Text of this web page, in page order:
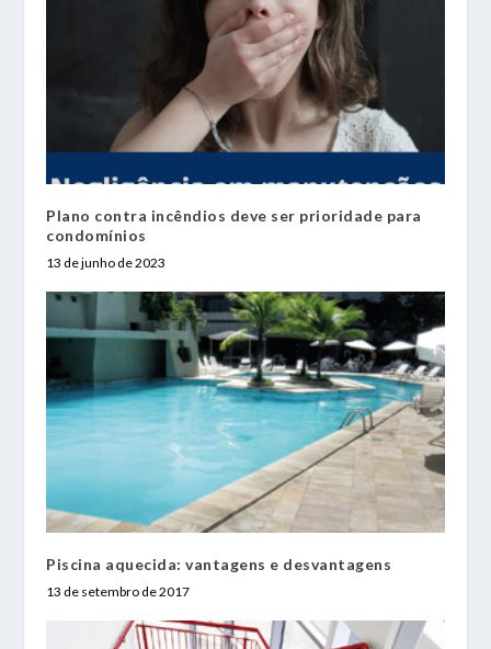
Plano contra incêndios deve ser prioridade para
condomínios
13 de junho de 2023
Piscina aquecida: vantagens e desvantagens
13 de setembro de 2017